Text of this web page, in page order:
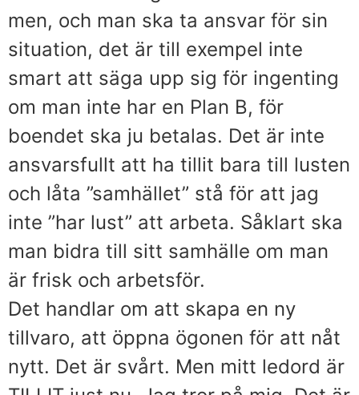
men, och man ska ta ansvar för sin
situation, det är till exempel inte
smart att säga upp sig för ingenting
om man inte har en Plan B, för
boendet ska ju betalas. Det är inte
ansvarsfullt att ha tillit bara till lusten
och låta ”samhället” stå för att jag
inte ”har lust” att arbeta. Såklart ska
man bidra till sitt samhälle om man
är frisk och arbetsför.
Det handlar om att skapa en ny
tillvaro, att öppna ögonen för att nåt
nytt. Det är svårt. Men mitt ledord är